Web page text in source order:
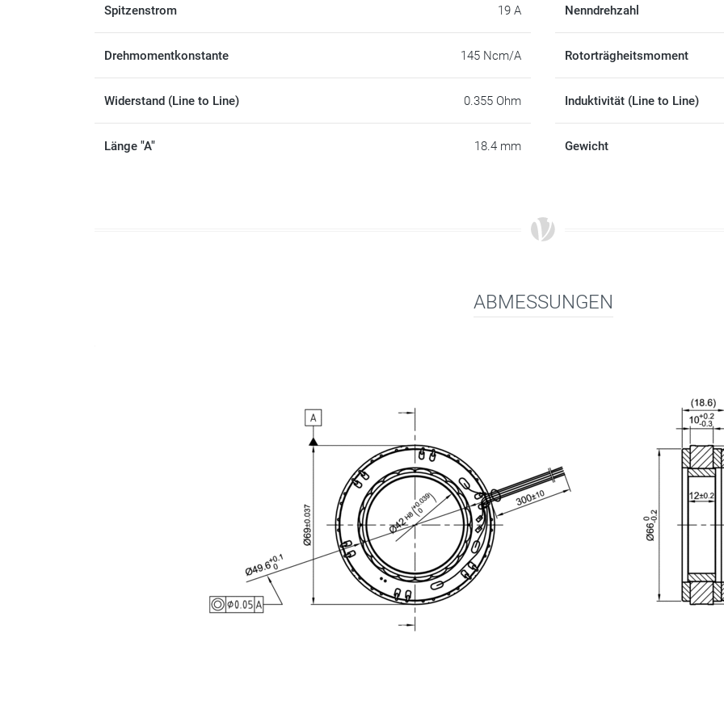
Spitzenstrom 19 A
Drehmomentkonstante 145 Ncm/A
Widerstand (Line to Line) 0.355 Ohm
Länge "A" 18.4 mm
Nenndrehzahl
Rotorträgheitsmoment
Induktivität (Line to Line)
Gewicht
ABMESSUNGEN